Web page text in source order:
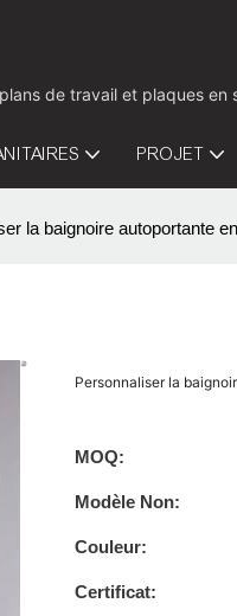
de travail et plaques
PROJET
la baignoire autoportante
Personnaliser la
MOQ:
Modèle Non:
Couleur:
Certificat: